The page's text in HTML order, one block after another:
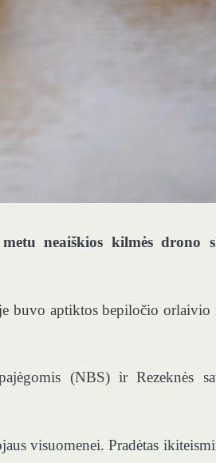
neaiškios kilmės drono
buvo aptiktos bepiločio orlaivio
(NBS) ir Rezeknės
visuomenei. Pradėtas